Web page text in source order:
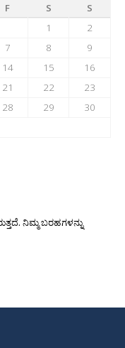
F S
S
1
2
7 8
9
14 15
16
21 22
23
28 29
30
ನಿಮ್ಮ ಬರಹಗಳನ್ನು